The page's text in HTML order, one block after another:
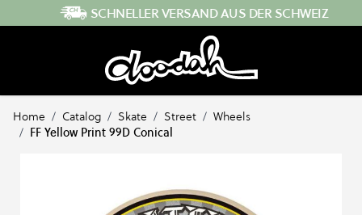
Direkt zum InhaltSCHNELLER VERSAND AUS DER SCHWEIZ
Home / Catalog / Skate / Street / Wheels
/ FF Yellow Print 99D Conical